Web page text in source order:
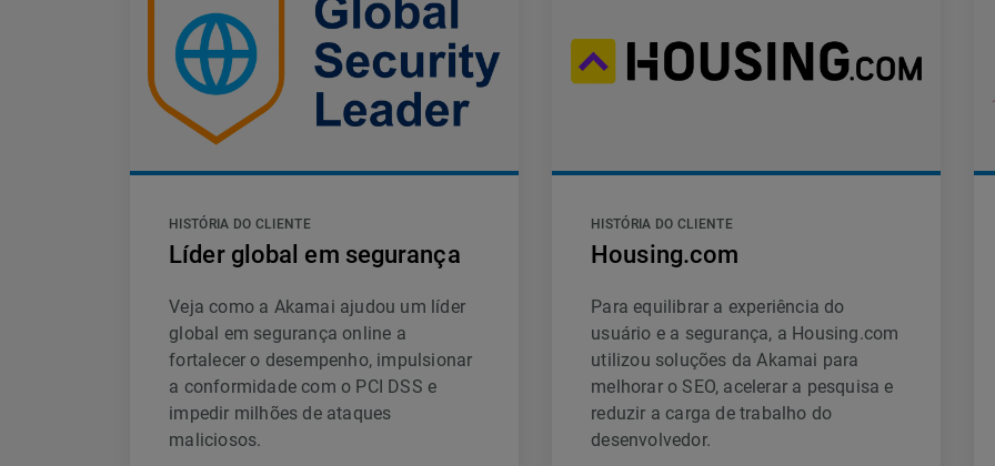
HISTÓRIA DO CLIENTE
Líder global em segurança
Veja como a Akamai ajudou um líder
global em segurança online a
fortalecer o desempenho, impulsionar
a conformidade com o PCI DSS e
impedir milhões de ataques
maliciosos.
HISTÓRIA DO CLIENTE
Housing.com
Para equilibrar a experiência do
usuário e a segurança, a Housing.com
utilizou soluções da Akamai para
melhorar o SEO, acelerar a pesquisa e
reduzir a carga de trabalho do
desenvolvedor.